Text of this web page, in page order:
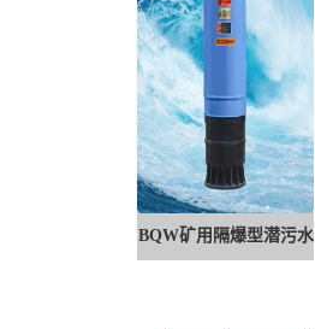
BQW矿用隔爆型潜污水